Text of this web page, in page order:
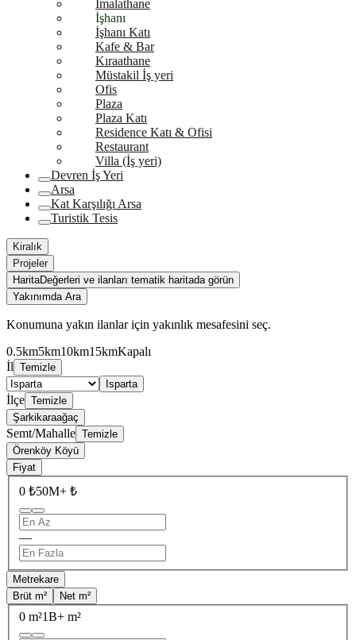
İmalathane
İşhanı
İşhanı Katı
Kafe & Bar
Kıraathane
Müstakil İş yeri
Ofis
Plaza
Plaza Katı
Residence Katı & Ofisi
Restaurant
Villa (İş yeri)
Devren İş Yeri
Arsa
Kat Karşılığı Arsa
Turistik Tesis
Kiralık
Projeler
HaritaDeğerleri ve ilanları tematik haritada görün
Yakınımda Ara
Konumuna yakın ilanlar için yakınlık mesafesini seç.
0.5km5km10km15kmKapalı
İl Temizle
Isparta
İlçe Temizle
Şarkikaraağaç
Semt/Mahalle Temizle
Örenköy Köyü
Fiyat
0 ₺50M+ ₺
—
Metrekare
Brüt m²
Net m²
0 m²1B+ m²